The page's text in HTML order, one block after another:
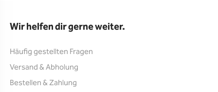
Wir helfen dir gerne weiter.
Häufig gestellten Fragen
Versand & Abholung
Bestellen & Zahlung